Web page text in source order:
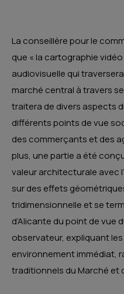
La conseillère pour le
que « la cartographie
audiovisuelle qui
marché central à travers
traitera de divers aspects
différents points de vue
des commerçants et des
plus, une partie a été
valeur architecturale avec
sur des effets
tridimensionnelle et se
d’Alicante du point de vue
observateur, expliquant
environnement immédiat,
traditionnels du Marché et